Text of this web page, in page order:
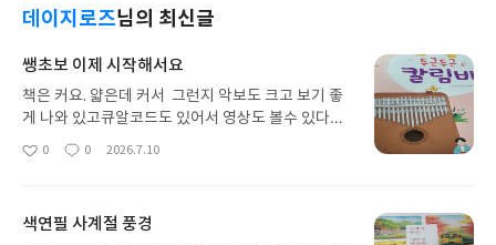
데이지로즈님의 최신글
쌩초보 이제 시작해서요
책은 커요. 얇은데 커서 그런지 악보도 크고 보기 좋
게 나와 있고큐알코드도 있어서 영상도 볼수 있다니
좋네요다른 추천받은 책은 갑자기 품절되서이것만
좋
0
댓
0
작
2026.7.10
색연필 사계절 풍경